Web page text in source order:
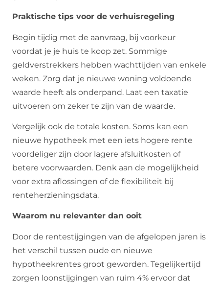
Praktische tips voor de verhuisregeling
Begin tijdig met de aanvraag, bij voorkeur
voordat je je huis te koop zet. Sommige
geldverstrekkers hebben wachttijden van enkele
weken. Zorg dat je nieuwe woning voldoende
waarde heeft als onderpand. Laat een taxatie
uitvoeren om zeker te zijn van de waarde.
Vergelijk ook de totale kosten. Soms kan een
nieuwe hypotheek met een iets hogere rente
voordeliger zijn door lagere afsluitkosten of
betere voorwaarden. Denk aan de mogelijkheid
voor extra aflossingen of de flexibiliteit bij
renteherzieningsdata.
Waarom nu relevanter dan ooit
Door de rentestijgingen van de afgelopen jaren is
het verschil tussen oude en nieuwe
hypotheekrentes groot geworden. Tegelijkertijd
zorgen loonstijgingen van ruim 4% ervoor dat